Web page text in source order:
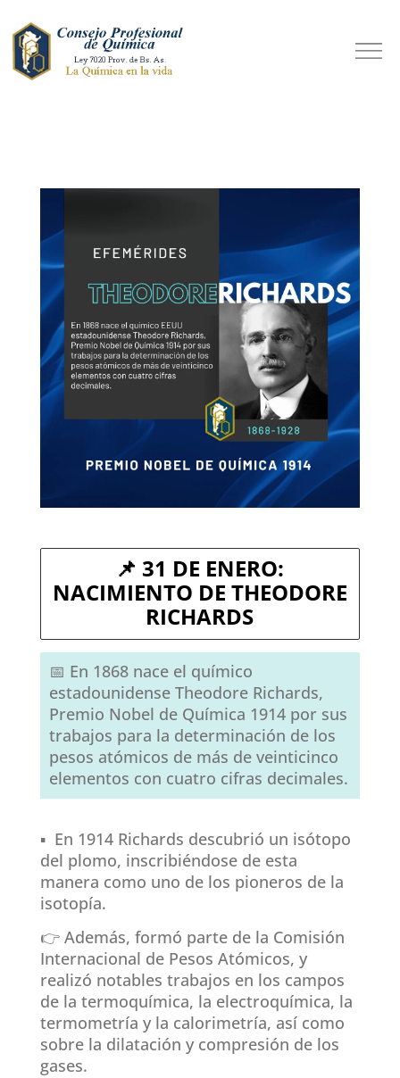
📌 31 DE ENERO:
NACIMIENTO DE THEODORE
RICHARDS
📅 En 1868 nace el químico
estadounidense Theodore Richards,
Premio Nobel de Química 1914 por sus
trabajos para la determinación de los
pesos atómicos de más de veinticinco
elementos con cuatro cifras decimales.
▪ En 1914 Richards descubrió un isótopo
del plomo, inscribiéndose de esta
manera como uno de los pioneros de la
isotopía.
👉 Además, formó parte de la Comisión
Internacional de Pesos Atómicos, y
realizó notables trabajos en los campos
de la termoquímica, la electroquímica, la
termometría y la calorimetría, así como
sobre la dilatación y compresión de los
gases.